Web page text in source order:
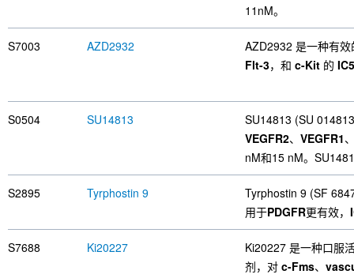
11nM。
S7003 AZD2932
AZD2932 是一种有
Flt-3，和 c-Kit 的
S0504 SU14813
SU14813 (SU
VEGFR2、 VEGFR1
nM和15 nM。
S2895 Tyrphostin 9
Tyrphostin 9 (SF
用于PDGFR更有效，
S7688 Ki20227
Ki20227 是一种口服
剂，对 c-Fms、